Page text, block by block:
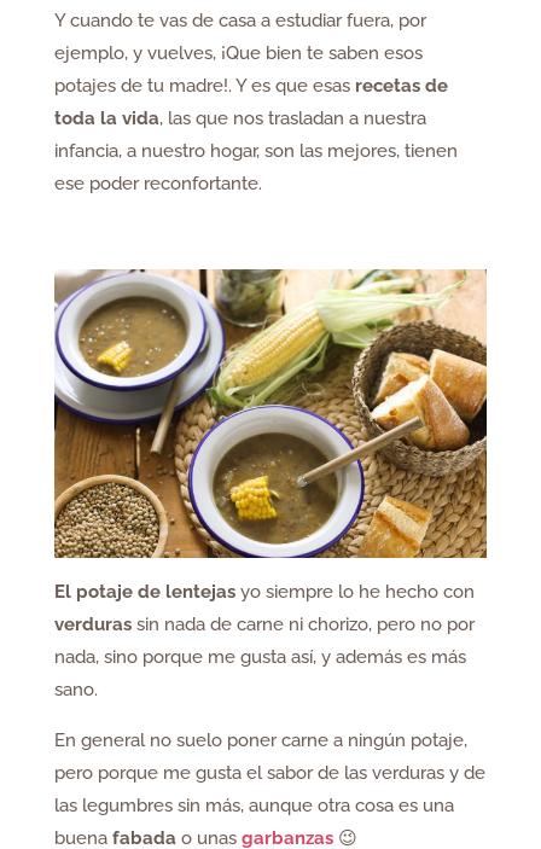
Y cuando te vas de casa a estudiar fuera, por
ejemplo, y vuelves, ¡Que bien te saben esos
potajes de tu madre!. Y es que esas recetas de
toda la vida, las que nos trasladan a nuestra
infancia, a nuestro hogar, son las mejores, tienen
ese poder reconfortante.
El potaje de lentejas yo siempre lo he hecho con
verdurassin nada de carne ni chorizo, pero no por
nada, sino porque me gusta así, y además es más
sano.
En general no suelo poner carne a ningún potaje,
pero porque me gusta el sabor de las verduras y de
las legumbres sin más, aunque otra cosa es una
buena fabada o unas garbanzas😉